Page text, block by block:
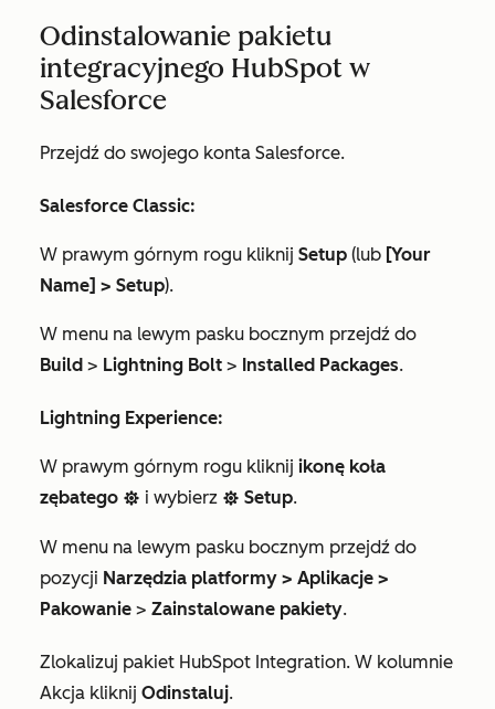
Odinstalowanie pakietu
integracyjnego HubSpot w
Salesforce
Przejdź do swojego konta Salesforce.
Salesforce Classic:
W prawym górnym rogu kliknij Setup (lub [Your
Name] > Setup).
W menu na lewym pasku bocznym przejdź do
Build > Lightning Bolt > Installed Packages.
Lightning Experience:
W prawym górnym rogu kliknij ikonę koła
zębatego settings i wybierz settings Setup.
W menu na lewym pasku bocznym przejdź do
pozycji Narzędzia platformy > Aplikacje >
Pakowanie > Zainstalowane pakiety.
Zlokalizuj pakiet HubSpot Integration. W kolumnie
Akcja kliknij Odinstaluj.